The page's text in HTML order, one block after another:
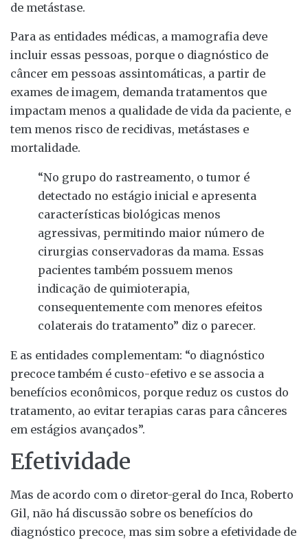
de metástase.
Para as entidades médicas, a mamografia deve
incluir essas pessoas, porque o diagnóstico de
câncer em pessoas assintomáticas, a partir de
exames de imagem, demanda tratamentos que
impactam menos a qualidade de vida da paciente, e
tem menos risco de recidivas, metástases e
mortalidade.
“No grupo do rastreamento, o tumor é
detectado no estágio inicial e apresenta
características biológicas menos
agressivas, permitindo maior número de
cirurgias conservadoras da mama. Essas
pacientes também possuem menos
indicação de quimioterapia,
consequentemente com menores efeitos
colaterais do tratamento” diz o parecer.
E as entidades complementam: “o diagnóstico
precoce também é custo-efetivo e se associa a
benefícios econômicos, porque reduz os custos do
tratamento, ao evitar terapias caras para cânceres
em estágios avançados”.
Efetividade
Mas de acordo com o diretor-geral do Inca, Roberto
Gil, não há discussão sobre os benefícios do
diagnóstico precoce, mas sim sobre a efetividade de